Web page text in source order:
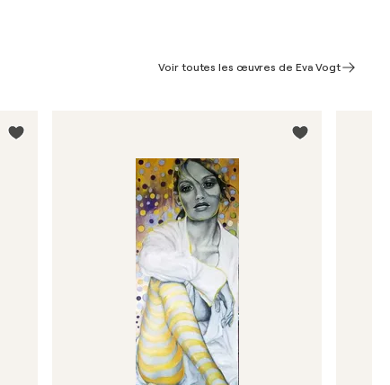
Voir toutes les œuvres de Eva Vogt